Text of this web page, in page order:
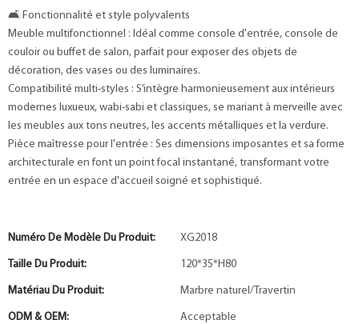
🛋️ Fonctionnalité et style polyvalents
Meuble multifonctionnel : Idéal comme console d'entrée, console de
couloir ou buffet de salon, parfait pour exposer des objets de
décoration, des vases ou des luminaires.
Compatibilité multi-styles : S’intègre harmonieusement aux intérieurs
modernes luxueux, wabi-sabi et classiques, se mariant à merveille avec
les meubles aux tons neutres, les accents métalliques et la verdure.
Pièce maîtresse pour l'entrée : Ses dimensions imposantes et sa forme
architecturale en font un point focal instantané, transformant votre
entrée en un espace d'accueil soigné et sophistiqué.
Numéro De Modèle Du Produit: XG2018
Taille Du Produit: 120*35*H80
Matériau Du Produit: Marbre naturel/Travertin
ODM & OEM: Acceptable